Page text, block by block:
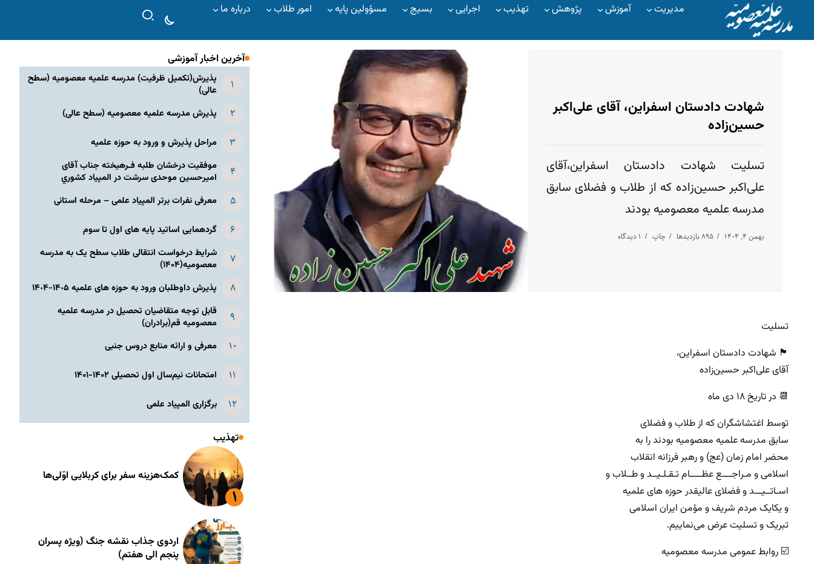
مدیریت آموزش پژوهش تهذیب اجرایی بسیج مسؤولین پایه امور طلاب درباره ما
شهادت دادستان اسفراین، آقای علی‌اکبر
حسین‌زاده
تسلیت شهادت دادستان اسفراین،آقای
علی‌اکبر حسین‌زاده که از طلاب و فضلای سابق
مدرسه علمیه معصومیه بودند
بهمن ۴, ۱۴۰۴ ۸۹۵ بازدیدها چاپ ۱ دیدگاه
تسلیت
🏴 شهادت دادستان اسفراین،
آقای علی‌اکبر حسین‌زاده
📆 در تاریخ ۱۸ دی ماه
توسط اغتشاشگران که از طلاب و فضلای
سابق مدرسه علمیه معصومیه بودند را به
محضر امام زمان (عج) و رهبر فرزانه انقلاب
اسلامی و مـراجــــع عظـــــام تـقـلـیــد و طــلاب و
اسـاتــیـــد و فضلای عالیقدر حوزه های علمیه
و یکایک مردم شریف و مؤمن ایران اسلامی
تبریک و تسلیت عرض می‌نماییم.
☑️ روابط عمومی مدرسه معصومیه
آخرین اخبار آموزشی
پذیرش(تکمیل ظرفیت) مدرسه علمیه معصومیه‌ (سطح
عالی)
پذیرش مدرسه علمیه معصومیه‌ (سطح عالی)
مراحل پذیرش و ورود به حوزه علمیه
موفقیت درخشان طلبه فـرهیخته جناب آقای
امیرحسین موحدی سرشت در المپياد كشوري
معرفی نفرات برتر المپیاد علمی – مرحله استانی
گردهمایی اساتید پایه های اول تا سوم
شرایط درخواست انتقالی طلاب سطح یک به مدرسه
معصومیه(۱۴۰۴)
پذیرش داوطلبان ورود به حوزه های علمیه ١۴٠۵-١۴٠۴
قابل توجه متقاضیان تحصیل در مدرسه علمیه
معصومیه قم(برادران)
معرفی و ارائه منابع دروس جنبی
امتحانات نیم‌سال اول تحصیلی ۱۴۰۲-۱۴۰۱
برگزاری المپیاد علمی
تهذیب
کمک‌هزینه سفر برای کربلایی اوّلی‌ها
اردوی جذاب نقشه جنگ (ویژه پسران
پنجم الی هفتم)